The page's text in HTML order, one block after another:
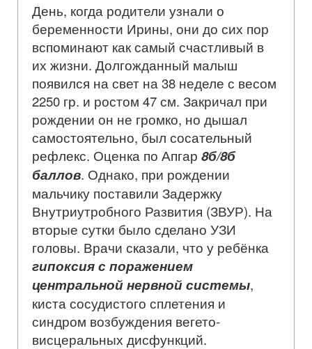
День, когда родители узнали о
беременности Ирины, они до сих пор
вспоминают как самый счастливый в
их жизни. Долгожданный малыш
появился на свет на 38 неделе с весом
2250 гр. и ростом 47 см. Закричал при
рождении он не громко, но дышал
самостоятельно, был сосательный
рефлекс. Оценка по Апгар 8б/8б
баллов. Однако, при рождении
мальчику поставили Задержку
Внутриутробного Развития (ЗВУР). На
вторые сутки было сделано УЗИ
головы. Врачи сказали, что у ребёнка
гипоксия с поражением
центральной нервной системы,
киста сосудистого сплетения и
синдром возбуждения вегето-
висцеральных дисфункций.